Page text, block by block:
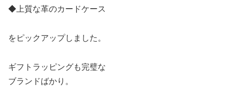
◆上質な革のカードケース
をピックアップしました。
ギフトラッピングも完璧な
ブランドばかり。